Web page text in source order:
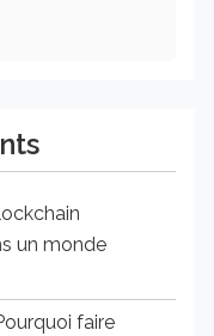
un monde
faire